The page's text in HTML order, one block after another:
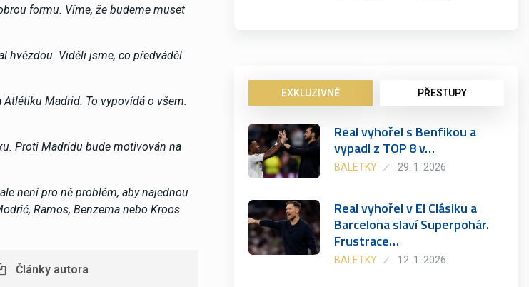
formu. Víme, že budeme muset
hvězdou. Viděli jsme, co předváděl
Madrid. To vypovídá o všem.
Proti Madridu bude motivován na
není pro ně problém, aby najednou
Ramos, Benzema nebo Kroos
Články autora
EXKLUZIVNĚ PŘESTUPY
Real vyhořel s Benfikou a
vypadl z TOP 8 v…
BALETKY 29. 1. 2026
Real vyhořel v El Clásiku a
Barcelona slaví Superpohár.
Frustrace…
BALETKY 12. 1. 2026